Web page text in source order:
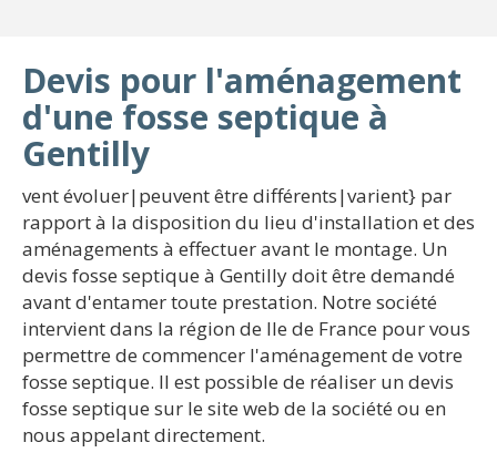
Devis pour l'aménagement
d'une fosse septique à
Gentilly
vent évoluer|peuvent être différents|varient} par
rapport à la disposition du lieu d'installation et des
aménagements à effectuer avant le montage. Un
devis fosse septique à Gentilly doit être demandé
avant d'entamer toute prestation. Notre société
intervient dans la région de Ile de France pour vous
permettre de commencer l'aménagement de votre
fosse septique. Il est possible de réaliser un devis
fosse septique sur le site web de la société ou en
nous appelant directement.